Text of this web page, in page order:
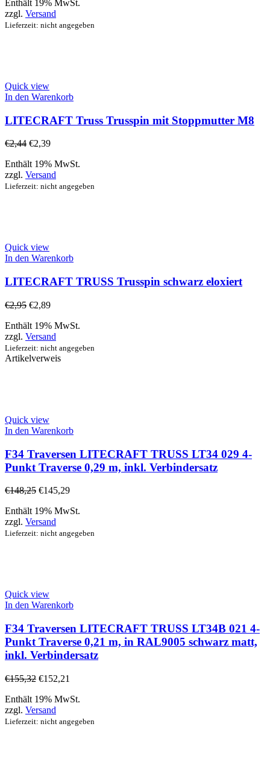
Enthält 19% MwSt.
zzgl. Versand
Lieferzeit: nicht angegeben
Quick view
In den Warenkorb
LITECRAFT Truss Trusspin mit Stoppmutter M8
€2,44 €2,39
Enthält 19% MwSt.
zzgl. Versand
Lieferzeit: nicht angegeben
Quick view
In den Warenkorb
LITECRAFT TRUSS Trusspin schwarz eloxiert
€2,95 €2,89
Enthält 19% MwSt.
zzgl. Versand
Lieferzeit: nicht angegeben
Artikelverweis
Quick view
In den Warenkorb
F34 Traversen LITECRAFT TRUSS LT34 029 4-
Punkt Traverse 0,29 m, inkl. Verbindersatz
€148,25 €145,29
Enthält 19% MwSt.
zzgl. Versand
Lieferzeit: nicht angegeben
Quick view
In den Warenkorb
F34 Traversen LITECRAFT TRUSS LT34B 021 4-
Punkt Traverse 0,21 m, in RAL9005 schwarz matt,
inkl. Verbindersatz
€155,32 €152,21
Enthält 19% MwSt.
zzgl. Versand
Lieferzeit: nicht angegeben